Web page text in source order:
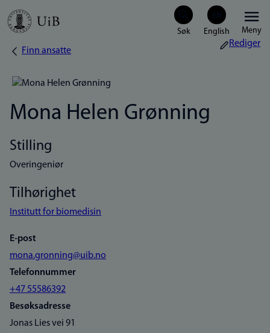
Hopp
Meny
Navigasjonssti
Finn ansatte
Rediger
Mona Helen Grønning
Stilling
Overingeniør
Tilhørighet
Institutt for biomedisin
E-post
mona.gronning@uib.no
Telefonnummer
+47 55586392
Besøksadresse
Jonas Lies vei 91